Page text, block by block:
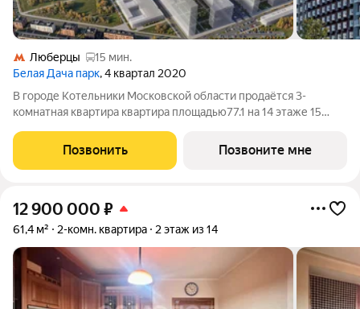
Люберцы
15 мин.
Белая Дача парк, 4 квартал 2020
В городе Котельники Московской области продаётся 3-
комнатная квартира квартира площадью77.1 на 14 этаже 15
Дача парк». Удобное расположение 7 минут на автомобиле до
станции метро «Котельники»
Позвонить Позвоните мне
12 900 000 ₽
61,4 м² 2-комн. квартира 2 этаж из 14